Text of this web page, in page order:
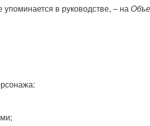
упоминается в руководстве, – на